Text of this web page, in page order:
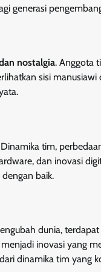
generasi
nostalgia. Anggota
sisi
tim,
dan inovasi
baik.
dunia, terdapat
inovasi yang
dinamika tim yang